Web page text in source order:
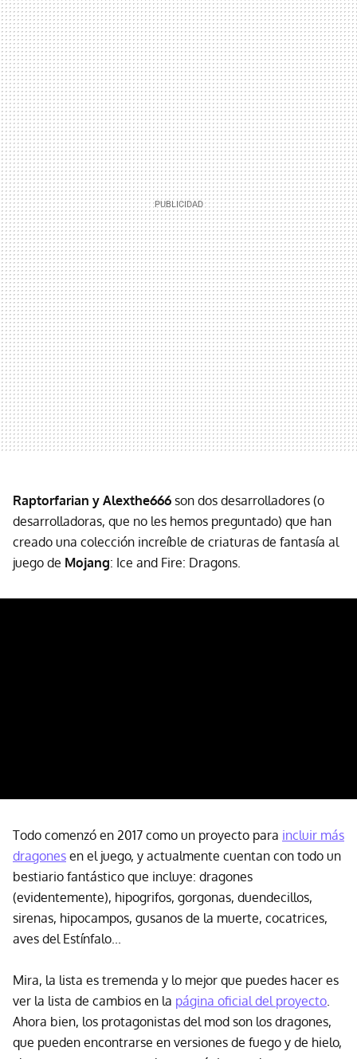
Raptorfarian y Alexthe666 son dos desarrolladores (o
desarrolladoras, que no les hemos preguntado) que han
creado una colección increíble de criaturas de fantasía al
juego de Mojang: Ice and Fire: Dragons.
Todo comenzó en 2017 como un proyecto para incluir más
dragones en el juego, y actualmente cuentan con todo un
bestiario fantástico que incluye: dragones
(evidentemente), hipogrifos, gorgonas, duendecillos,
sirenas, hipocampos, gusanos de la muerte, cocatrices,
aves del Estínfalo...
Mira, la lista es tremenda y lo mejor que puedes hacer es
ver la lista de cambios en la página oficial del proyecto
Ahora bien, los protagonistas del mod son los dragones,
que pueden encontrarse en versiones de fuego y de hielo,